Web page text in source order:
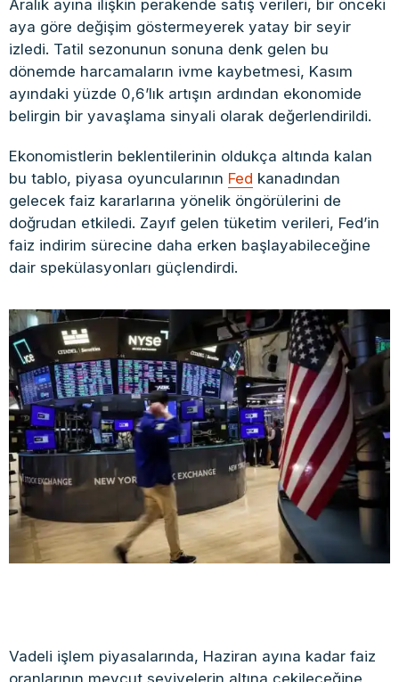
Aralık ayına ilişkin perakende satış verileri, bir önceki
aya göre değişim göstermeyerek yatay bir seyir
izledi. Tatil sezonunun sonuna denk gelen bu
dönemde harcamaların ivme kaybetmesi, Kasım
ayındaki yüzde 0,6’lık artışın ardından ekonomide
belirgin bir yavaşlama sinyali olarak değerlendirildi.
Ekonomistlerin beklentilerinin oldukça altında kalan
bu tablo, piyasa oyuncularının Fed kanadından
gelecek faiz kararlarına yönelik öngörülerini de
doğrudan etkiledi. Zayıf gelen tüketim verileri, Fed’in
faiz indirim sürecine daha erken başlayabileceğine
dair spekülasyonları güçlendirdi.
Vadeli işlem piyasalarında, Haziran ayına kadar faiz